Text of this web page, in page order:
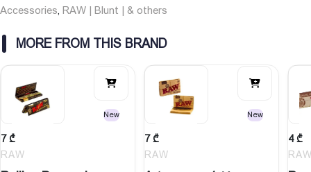
Accessories RAW | Blunt | & others
MORE FROM THIS BRAND
New
7₾
RAW
New
7₾
RAW
4₾